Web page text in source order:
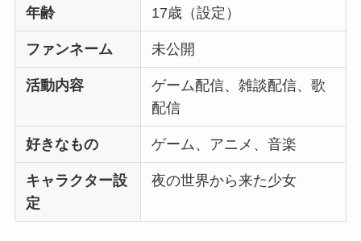
年齢 17歳（設定）
ファンネーム 未公開
活動内容
ゲーム配信、雑談配信、歌
配信
好きなもの ゲーム、アニメ、音楽
キャラクター設
定
夜の世界から来た少女